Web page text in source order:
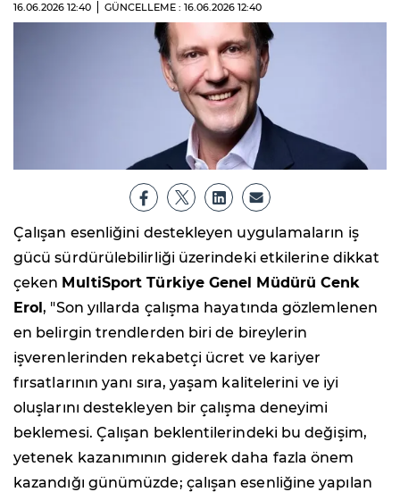
16.06.2026 12:40 GÜNCELLEME : 16.06.2026 12:40
Çalışan esenliğini destekleyen uygulamaların iş
gücü sürdürülebilirliği üzerindeki etkilerine dikkat
çeken MultiSport Türkiye Genel Müdürü Cenk
Erol, "Son yıllarda çalışma hayatında gözlemlenen
en belirgin trendlerden biri de bireylerin
işverenlerinden rekabetçi ücret ve kariyer
fırsatlarının yanı sıra, yaşam kalitelerini ve iyi
oluşlarını destekleyen bir çalışma deneyimi
beklemesi. Çalışan beklentilerindeki bu değişim,
yetenek kazanımının giderek daha fazla önem
kazandığı günümüzde; çalışan esenliğine yapılan